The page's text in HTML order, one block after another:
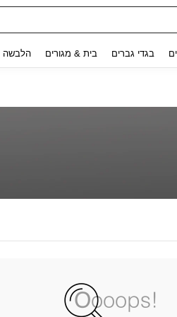
בגדי גברים בית & מגורים הלבשה